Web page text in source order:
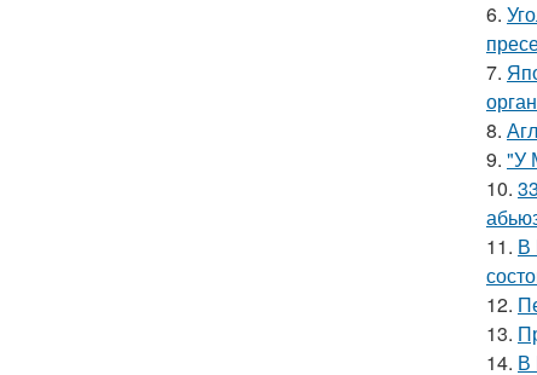
6.
7.
8.
9. "У
10.
11. В
12.
13.
14. В